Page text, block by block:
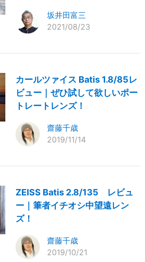
坂井田富三
2021/08/23
カールツァイス Batis 1.8/85レ
ビュー｜ぜひ試して欲しいポー
トレートレンズ！
齋藤千歳
2019/11/14
ZEISS Batis 2.8/135 レビュ
ー｜筆者イチオシ中望遠レン
ズ！
齋藤千歳
2019/10/21